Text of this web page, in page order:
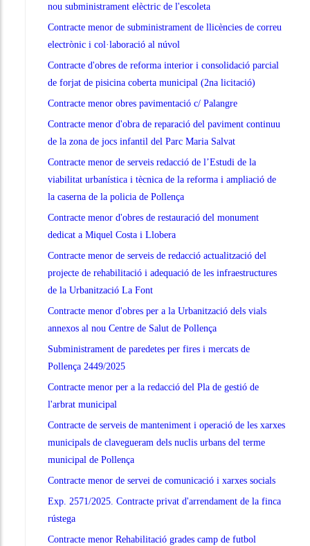
nou subministrament elèctric de l'escoleta
Contracte menor de subministrament de llicències de correu
electrònic i col·laboració al núvol
Contracte d'obres de reforma interior i consolidació parcial
de forjat de pisicina coberta municipal (2na licitació)
Contracte menor obres pavimentació c/ Palangre
Contracte menor d'obra de reparació del paviment continuu
de la zona de jocs infantil del Parc Maria Salvat
Contracte menor de serveis redacció de l’Estudi de la
viabilitat urbanística i tècnica de la reforma i ampliació de
la caserna de la policia de Pollença
Contracte menor d'obres de restauració del monument
dedicat a Miquel Costa i Llobera
Contracte menor de serveis de redacció actualització del
projecte de rehabilitació i adequació de les infraestructures
de la Urbanització La Font
Contracte menor d'obres per a la Urbanització dels vials
annexos al nou Centre de Salut de Pollença
Subministrament de paredetes per fires i mercats de
Pollença 2449/2025
Contracte menor per a la redacció del Pla de gestió de
l'arbrat municipal
Contracte de serveis de manteniment i operació de les xarxes
municipals de clavegueram dels nuclis urbans del terme
municipal de Pollença
Contracte menor de servei de comunicació i xarxes socials
Exp. 2571/2025. Contracte privat d'arrendament de la finca
rústega
Contracte menor Rehabilitació grades camp de futbol